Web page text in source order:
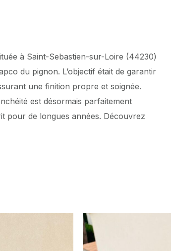
à Saint-Sebastien-sur-Loire (44230)
du pignon. L’objectif était de garantir
une finition propre et soignée.
est désormais parfaitement
pour de longues années. Découvrez